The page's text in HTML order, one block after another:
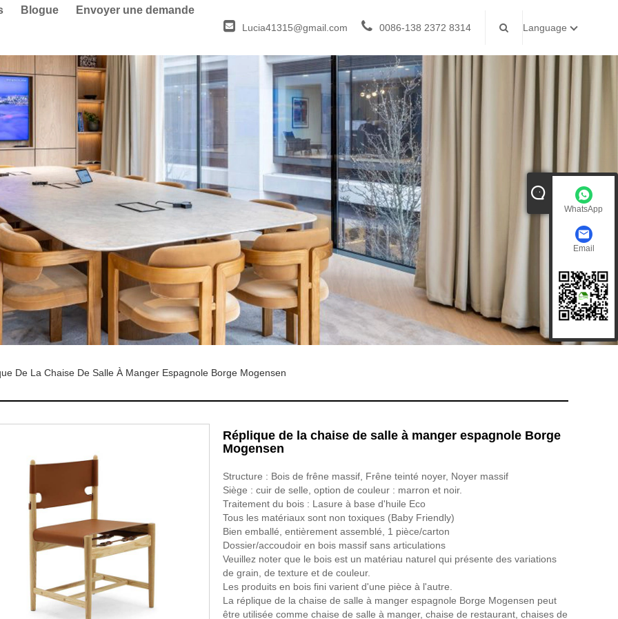
Blogue Envoyer une demande
Lucia41315@gmail.com 0086-138 2372 8314 Language
De La Chaise De Salle À Manger Espagnole Borge Mogensen
Réplique de la chaise de salle à manger espagnole Borge
Mogensen
Structure : Bois de frêne massif, Frêne teinté noyer, Noyer massif
Siège : cuir de selle, option de couleur : marron et noir.
Traitement du bois : Lasure à base d'huile Eco
Tous les matériaux sont non toxiques (Baby Friendly)
Bien emballé, entièrement assemblé, 1 pièce/carton
Dossier/accoudoir en bois massif sans articulations
Veuillez noter que le bois est un matériau naturel qui présente des variations
de grain, de texture et de couleur.
Les produits en bois fini varient d'une pièce à l'autre.
La réplique de la chaise de salle à manger espagnole Borge Mogensen peut
être utilisée comme chaise de salle à manger, chaise de restaurant, chaises de
WhatsApp
Email